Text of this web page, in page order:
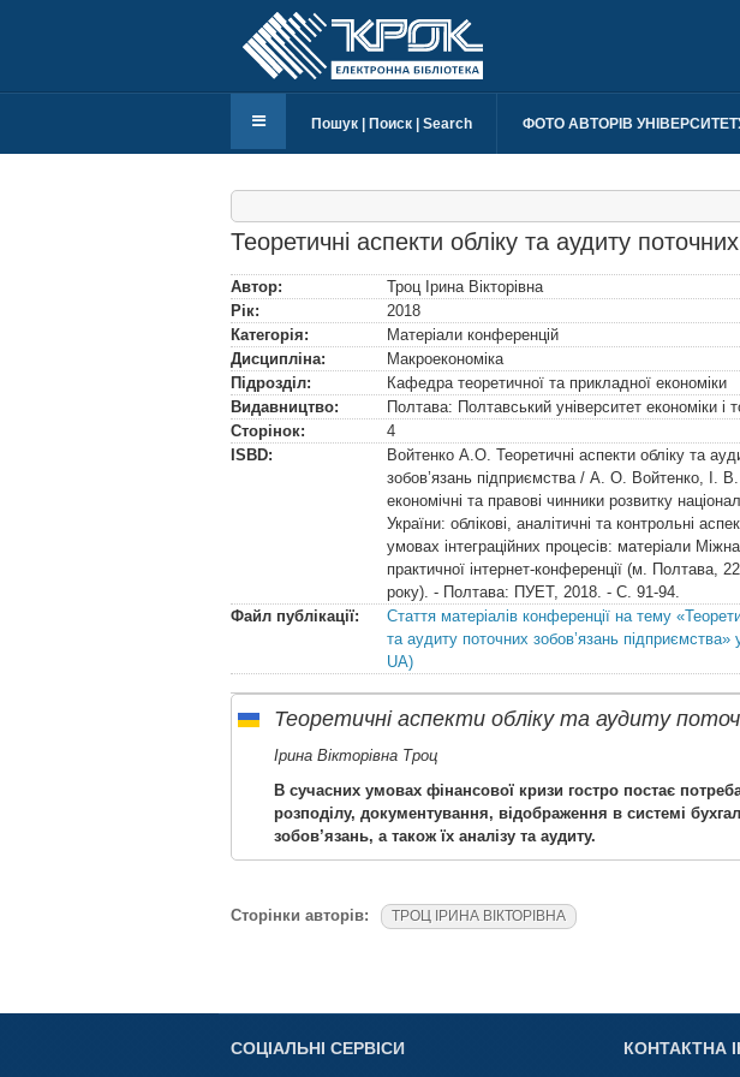
Пошук | Поиск | Search ФОТО АВТОРІВ
Теоретичні аспекти обліку та аудиту
Автор:
Троц Ірина Вікторівна
Рік:
2018
Категорія:
Матеріали конференцій
Дисципліна:
Макроекономіка
Підрозділ:
Кафедра теоретичної та прикладної економіки
Видавництво:
Полтава: Полтавський університет економіки і
Сторінок:
4
ISBD:
Войтенко А.О. Теоретичні аспекти обліку та
зобов’язань підприємства / А. О. Войтенко, І.
економічні та правові чинники розвитку
України: облікові, аналітичні та контрольні
умовах інтеграційних процесів: матеріали
практичної інтернет-конференції (м. Полтава,
року). - Полтава: ПУЕТ, 2018. - С. 91-94.
Файл публікації:
Стаття матеріалів конференції на тему
та аудиту поточних зобов’язань
UA)
Теоретичні аспекти обліку та аудиту
Ірина Вікторівна Троц
В сучасних умовах фінансової кризи гостро постає
розподілу, документування, відображення в системі
зобов’язань, а також їх аналізу та аудиту.
Сторінки авторів: ТРОЦ ІРИНА ВІКТОРІВНА
СОЦІАЛЬНІ СЕРВІСИ КОНТАКТНА